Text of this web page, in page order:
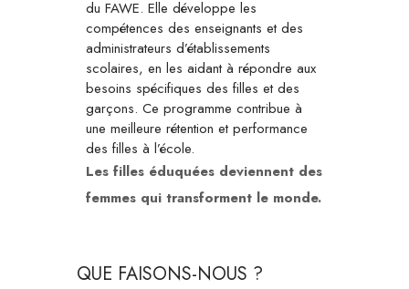
du FAWE. Elle développe les
compétences des enseignants et des
administrateurs d’établissements
scolaires, en les aidant à répondre aux
besoins spécifiques des filles et des
garçons. Ce programme contribue à
une meilleure rétention et performance
des filles à l’école.
Les filles éduquées deviennent des
femmes qui transforment le monde.
QUE FAISONS-NOUS ?